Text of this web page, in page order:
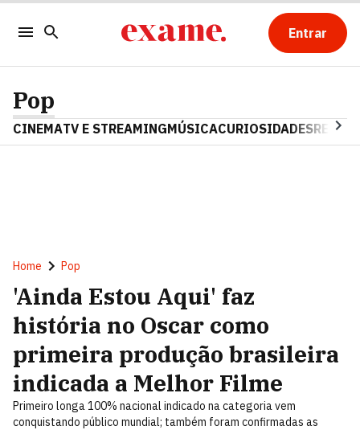
Entrar
Pop
CINEMATV E STREAMINGMÚSICACURIOSIDADES
Home Pop
'Ainda Estou Aqui' faz
história no Oscar como
primeira produção brasileira
indicada a Melhor Filme
Primeiro longa 100% nacional indicado na categoria vem
conquistando público mundial; também foram confirmadas as